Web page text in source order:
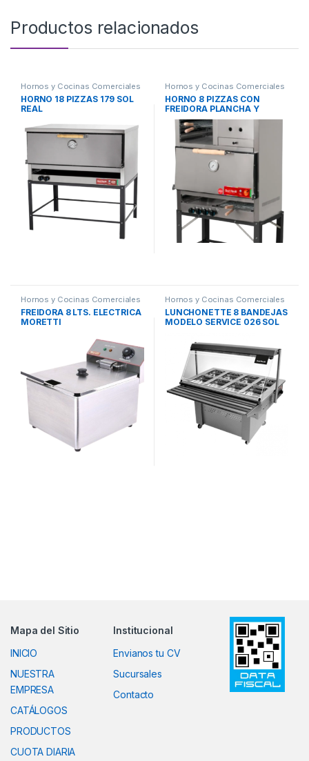
Productos relacionados
Hornos y Cocinas Comerciales
HORNO 18 PIZZAS 179 SOL
REAL
Hornos y Cocinas Comerciales
HORNO 8 PIZZAS CON
FREIDORA PLANCHA Y
CARLITERO 037 SOL REAL
Hornos y Cocinas Comerciales
FREIDORA 8 LTS. ELECTRICA
MORETTI
Hornos y Cocinas Comerciales
LUNCHONETTE 8 BANDEJAS
MODELO SERVICE 026 SOL
Mapa del Sitio
INICIO
NUESTRA
EMPRESA
CATÁLOGOS
PRODUCTOS
CUOTA DIARIA
Institucional
Envianos tu CV
Sucursales
Contacto